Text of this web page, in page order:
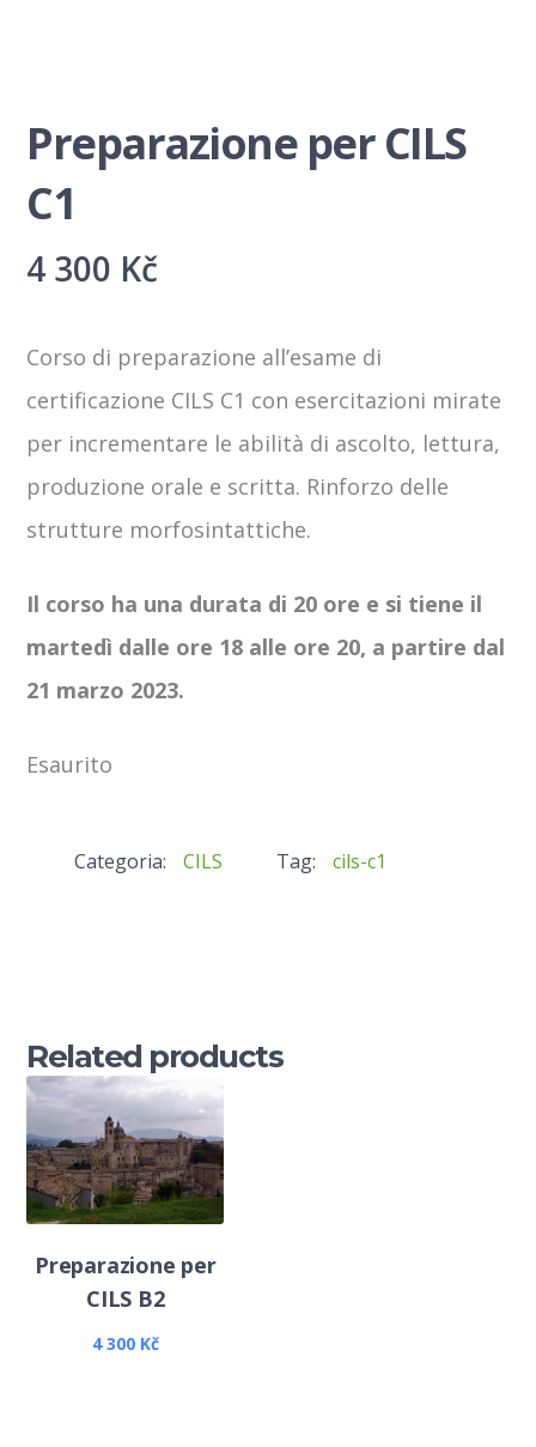
Preparazione per CILS
C1
4 300 Kč
Corso di preparazione all’esame di
certificazione CILS C1 con esercitazioni mirate
per incrementare le abilità di ascolto, lettura,
produzione orale e scritta. Rinforzo delle
strutture morfosintattiche.
Il corso ha una durata di 20 ore e si tiene il
martedì dalle ore 18 alle ore 20, a partire dal
21 marzo 2023.
Esaurito
Categoria: CILS Tag: cils-c1
Related products
Preparazione per
CILS B2
4 300 Kč